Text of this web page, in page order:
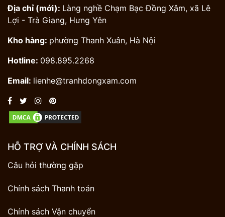
Địa chỉ (mới): Làng nghề Chạm Bạc Đồng Xâm, xã Lê
Lợi - Trà Giang, Hưng Yên
Kho hàng: phường Thanh Xuân, Hà Nội
Hotline: 098.895.2268
Email: lienhe@tranhdongxam.com
HỖ TRỢ VÀ CHÍNH SÁCH
Câu hỏi thường gặp
Chính sách Thanh toán
Chính sách Vận chuyển